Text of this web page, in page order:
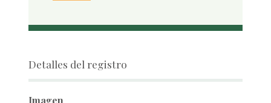
Detalles del registro
Imagen